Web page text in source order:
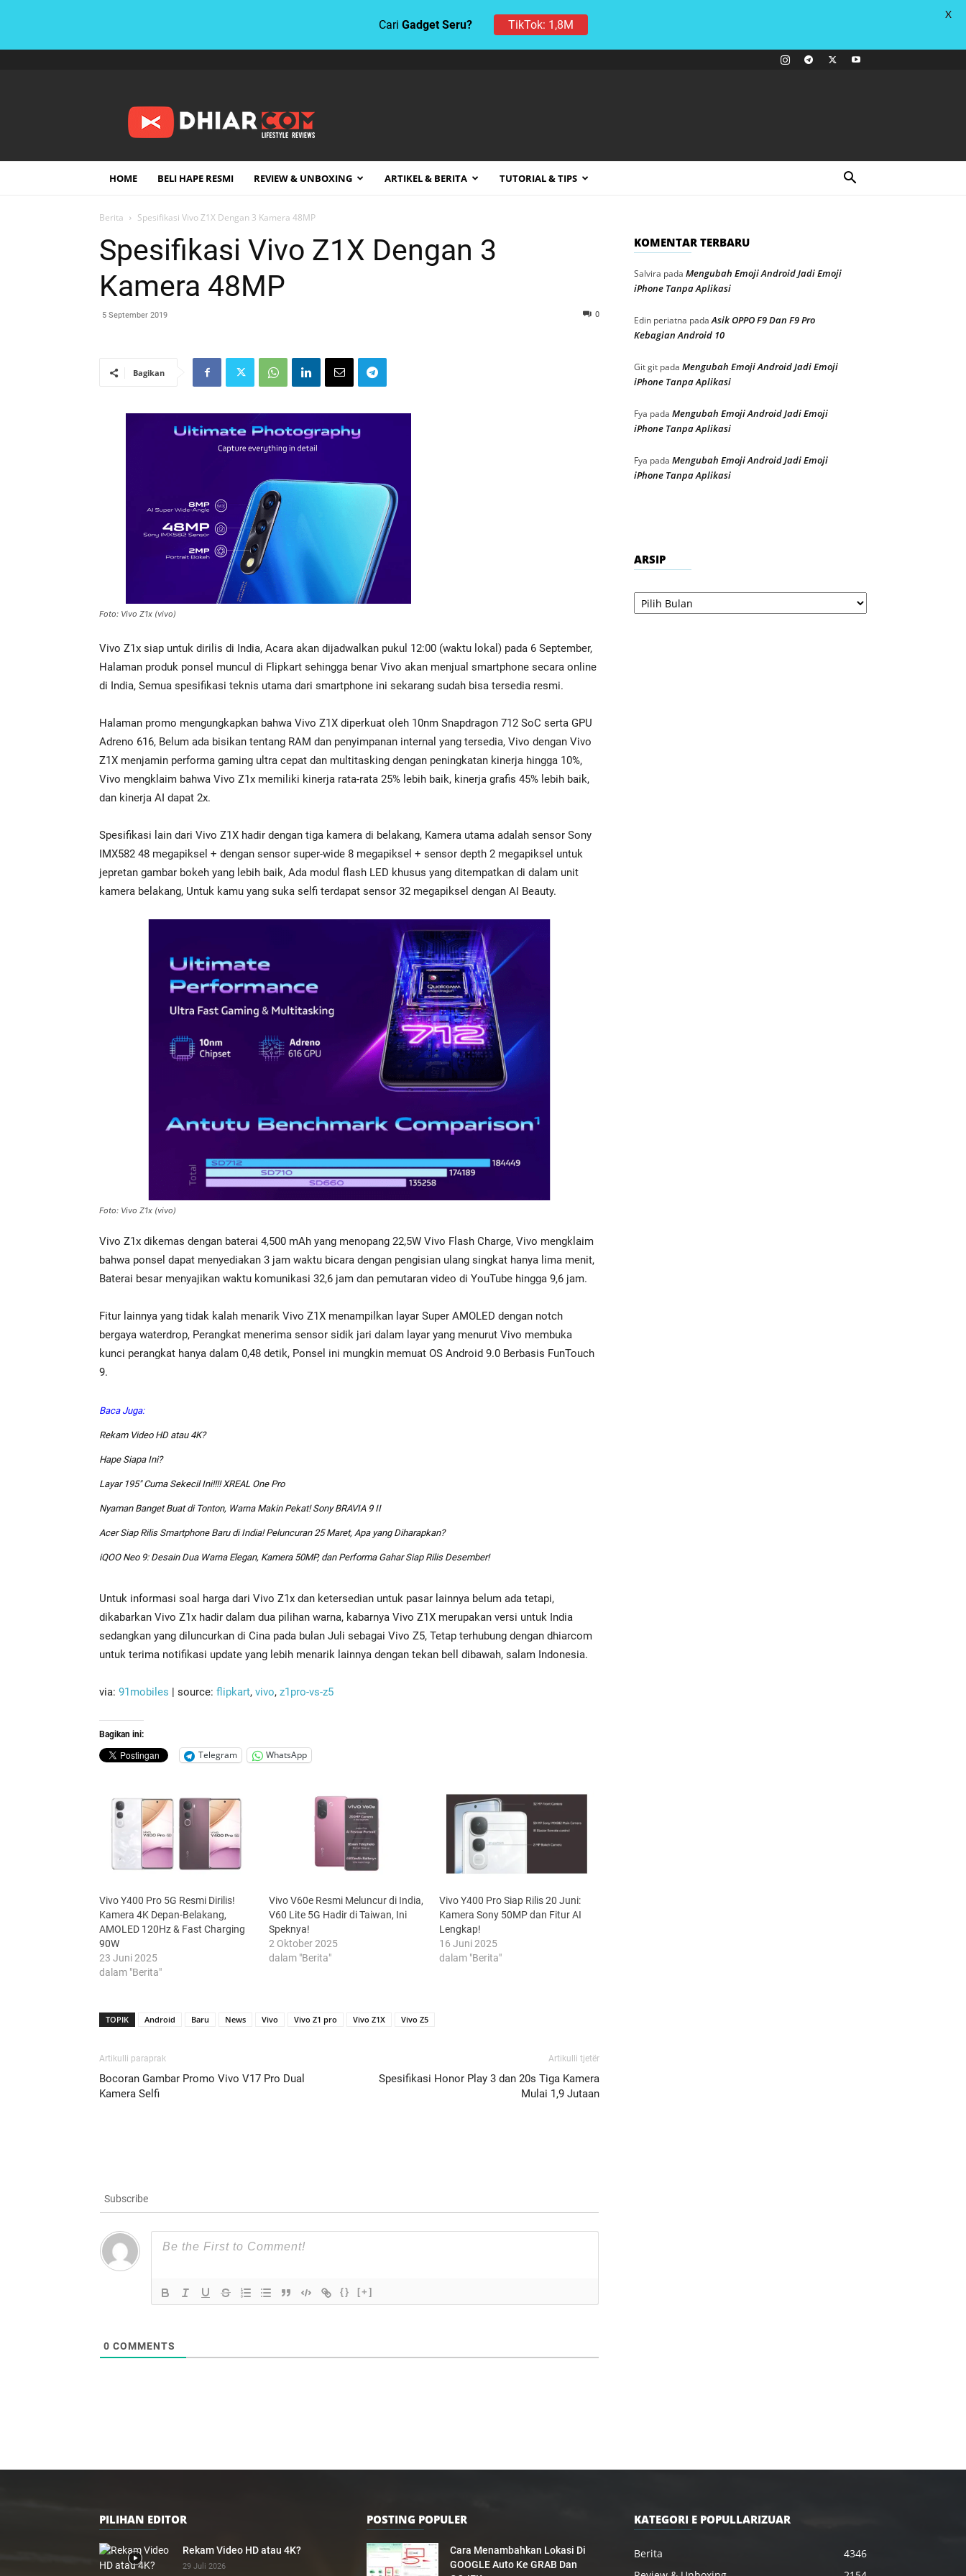
HOME BELI HAPE RESMI REVIEW & UNBOXING ARTIKEL & BERITA TUTORIAL & TIPS
Berita Spesifikasi Vivo Z1X Dengan 3 Kamera 48MP
Spesifikasi Vivo Z1X Dengan 3
Kamera 48MP
5 September 2019 0
Bagikan
Foto: Vivo Z1x (vivo)
Vivo Z1x siap untuk dirilis di India, Acara akan dijadwalkan pukul 12:00 (waktu lokal) pada 6 September,
Halaman produk ponsel muncul di Flipkart sehingga benar Vivo akan menjual smartphone secara online
di India, Semua spesifikasi teknis utama dari smartphone ini sekarang sudah bisa tersedia resmi.
Halaman promo mengungkapkan bahwa Vivo Z1X diperkuat oleh 10nm Snapdragon 712 SoC serta GPU
Adreno 616, Belum ada bisikan tentang RAM dan penyimpanan internal yang tersedia, Vivo dengan Vivo
Z1X menjamin performa gaming ultra cepat dan multitasking dengan peningkatan kinerja hingga 10%,
Vivo mengklaim bahwa Vivo Z1x memiliki kinerja rata-rata 25% lebih baik, kinerja grafis 45% lebih baik,
dan kinerja AI dapat 2x.
Spesifikasi lain dari Vivo Z1X hadir dengan tiga kamera di belakang, Kamera utama adalah sensor Sony
IMX582 48 megapiksel + dengan sensor super-wide 8 megapiksel + sensor depth 2 megapiksel untuk
jepretan gambar bokeh yang lebih baik, Ada modul flash LED khusus yang ditempatkan di dalam unit
kamera belakang, Untuk kamu yang suka selfi terdapat sensor 32 megapiksel dengan AI Beauty.
Foto: Vivo Z1x (vivo)
Vivo Z1x dikemas dengan baterai 4,500 mAh yang menopang 22,5W Vivo Flash Charge, Vivo mengklaim
bahwa ponsel dapat menyediakan 3 jam waktu bicara dengan pengisian ulang singkat hanya lima menit,
Baterai besar menyajikan waktu komunikasi 32,6 jam dan pemutaran video di YouTube hingga 9,6 jam.
Fitur lainnya yang tidak kalah menarik Vivo Z1X menampilkan layar Super AMOLED dengan notch
bergaya waterdrop, Perangkat menerima sensor sidik jari dalam layar yang menurut Vivo membuka
kunci perangkat hanya dalam 0,48 detik, Ponsel ini mungkin memuat OS Android 9.0 Berbasis FunTouch
9.
Baca Juga:
Rekam Video HD atau 4K?
Hape Siapa Ini?
Layar 195″ Cuma Sekecil Ini!!!! XREAL One Pro
Nyaman Banget Buat di Tonton, Warna Makin Pekat! Sony BRAVIA 9 II
Acer Siap Rilis Smartphone Baru di India! Peluncuran 25 Maret, Apa yang Diharapkan?
iQOO Neo 9: Desain Dua Warna Elegan, Kamera 50MP, dan Performa Gahar Siap Rilis Desember!
Untuk informasi soal harga dari Vivo Z1x dan ketersedian untuk pasar lainnya belum ada tetapi,
dikabarkan Vivo Z1x hadir dalam dua pilihan warna, kabarnya Vivo Z1X merupakan versi untuk India
sedangkan yang diluncurkan di Cina pada bulan Juli sebagai Vivo Z5, Tetap terhubung dengan dhiarcom
untuk terima notifikasi update yang lebih menarik lainnya dengan tekan bell dibawah, salam Indonesia.
via: 91mobiles | source: flipkart, vivo, z1pro-vs-z5
Bagikan ini:
Telegram WhatsApp
Vivo Y400 Pro 5G Resmi Dirilis!
Kamera 4K Depan-Belakang,
AMOLED 120Hz & Fast Charging
90W
23 Juni 2025
dalam "Berita"
Vivo V60e Resmi Meluncur di India,
V60 Lite 5G Hadir di Taiwan, Ini
Speknya!
2 Oktober 2025
dalam "Berita"
Vivo Y400 Pro Siap Rilis 20 Juni:
Kamera Sony 50MP dan Fitur AI
Lengkap!
16 Juni 2025
dalam "Berita"
TOPIK Android Baru News Vivo Vivo Z1 pro Vivo Z1X Vivo Z5
Artikulli paraprak
Bocoran Gambar Promo Vivo V17 Pro Dual
Kamera Selfi
Artikulli tjetër
Spesifikasi Honor Play 3 dan 20s Tiga Kamera
Mulai 1,9 Jutaan
Subscribe
{} [+]
0 COMMENTS
KOMENTAR TERBARU
Salvira pada Mengubah Emoji Android Jadi Emoji
iPhone Tanpa Aplikasi
Edin periatna padaAsik OPPO F9 Dan F9 Pro
Kebagian Android 10
Git git pada Mengubah Emoji Android Jadi Emoji
iPhone Tanpa Aplikasi
Fya pada Mengubah Emoji Android Jadi Emoji
iPhone Tanpa Aplikasi
Fya pada Mengubah Emoji Android Jadi Emoji
iPhone Tanpa Aplikasi
ARSIP
Arsip
PILIHAN EDITOR
Rekam Video HD atau 4K?
29 Juli 2026
POSTING POPULER
Cara Menambahkan Lokasi Di
GOOGLE Auto Ke GRAB Dan
KATEGORI E POPULLARIZUAR
Berita
4346
Cari Gadget Seru? TikTok: 1,8M
X